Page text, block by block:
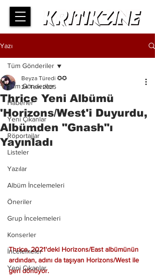
Yazı
Tüm Gönderiler
Haberler
Yeni Çıkanlar
Röportajlar
Listeler
Yazılar
Albüm İncelemeleri
Öneriler
Grup İncelemeleri
Konserler
İncelemeler
Yeni Çıkanlar
Tüm Gönderiler
Thrice Yeni Albümü
'Horizons/West'i Duyurdu,
Albümden "Gnash"ı
Yayınladı
Beyza Türedi ✪✪
24 Tem 2025
Thrice, 2021'deki Horizons/East albümünün
ardından, adını da taşıyan Horizons/West ile
geri dönüyor.